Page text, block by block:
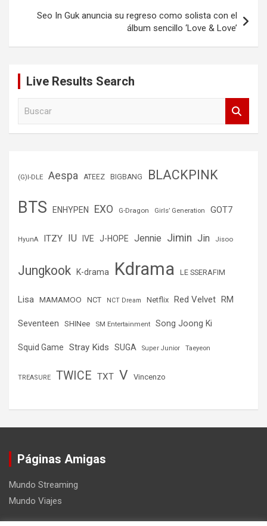
Seo In Guk anuncia su regreso como solista con el
álbum sencillo ‘Love & Love’
Live Results Search
(G)I-DLE Aespa ATEEZ BIGBANG BLACKPINK
BTS ENHYPEN EXO G-Dragon Girls’ Generation GOT7
HyunA ITZY IU IVE J-HOPE Jennie Jimin Jin Jisoo
Jungkook K-drama Kdrama LE SSERAFIM
Lisa MAMAMOO NCT NCT Dream Netflix Red Velvet RM
Seventeen SHINee SM Entertainment Song Joong Ki
Squid Game Stray Kids SUGA Super Junior Taeyeon
TREASURE TWICE TXT V Vincenzo
Páginas Amigas
Mundo Streaming
Mundo Viajes